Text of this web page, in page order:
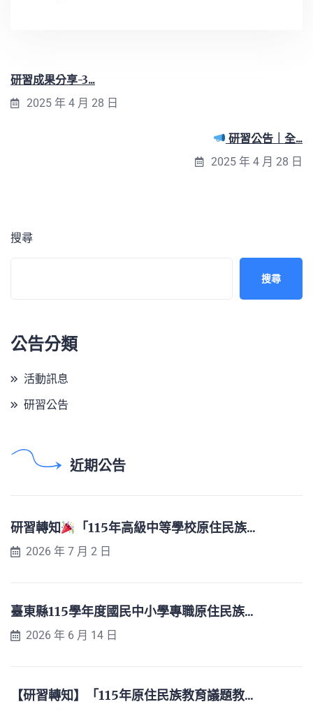
研習成果分享-3...
2025 年 4 月 28 日
研習公告｜全...
2025 年 4 月 28 日
搜尋
搜尋
公告分類
活動訊息
研習公告
近期公告
研習轉知 「115年高級中等學校原住民族...
2026 年 7 月 2 日
臺東縣115學年度國民中小學專職原住民族...
2026 年 6 月 14 日
【研習轉知】「115年原住民族教育議題教...